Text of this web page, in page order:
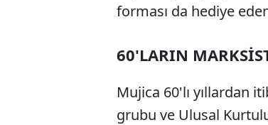
forması da hediye
60'LARIN
Mujica 60'lı yıllardan
grubu ve Ulusal